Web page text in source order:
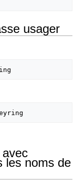
usager
les noms de